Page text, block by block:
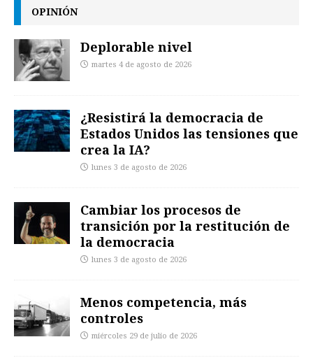
OPINIÓN
Deplorable nivel
martes 4 de agosto de 2026
¿Resistirá la democracia de
Estados Unidos las tensiones que
crea la IA?
lunes 3 de agosto de 2026
Cambiar los procesos de
transición por la restitución de
la democracia
lunes 3 de agosto de 2026
Menos competencia, más
controles
miércoles 29 de julio de 2026